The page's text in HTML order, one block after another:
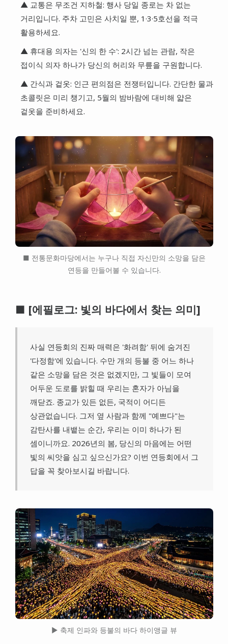
▲ 교통은 무조건 지하철: 행사 당일 종로는 차 없는
거리입니다. 주차 고민은 사치일 뿐, 1·3·5호선을 적극
활용하세요.
▲ 휴대용 의자는 '신의 한 수': 2시간 넘는 관람, 작은
접이식 의자 하나가 당신의 허리와 무릎을 구원합니다.
▲ 간식과 겉옷: 인근 편의점은 전쟁터입니다. 간단한 물과
초콜릿은 미리 챙기고, 5월의 밤바람에 대비해 얇은
겉옷을 준비하세요.
■ 전통문화마당에서는 누구나 직접 자신만의 소망을 담은
연등을 만들어볼 수 있습니다.
■ [에필로그: 빛의 바다에서 찾는 의미]
사실 연등회의 진짜 매력은 '화려함' 뒤에 숨겨진
'다정함'에 있습니다. 수만 개의 등불 중 어느 하나
같은 소망을 담은 것은 없겠지만, 그 빛들이 모여
어두운 도로를 밝힐 때 우리는 혼자가 아님을
깨닫죠. 종교가 있든 없든, 국적이 어디든
상관없습니다. 그저 옆 사람과 함께 "예쁘다"는
감탄사를 내뱉는 순간, 우리는 이미 하나가 된
셈이니까요. 2026년의 봄, 당신의 마음에는 어떤
빛의 씨앗을 심고 싶으신가요? 이번 연등회에서 그
답을 꼭 찾아보시길 바랍니다.
▶ 축제 인파와 등불의 바다 하이앵글 뷰